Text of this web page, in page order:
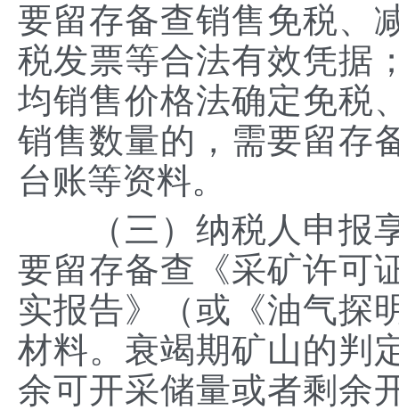
要留存备查销售免税、
税发票等合法有效凭据
均销售价格法确定免税
销售数量的，需要留存
台账等资料。
（三）纳税人申报享
要留存备查《采矿许可
实报告》（或《油气探
材料。衰竭期矿山的判
余可开采储量或者剩余